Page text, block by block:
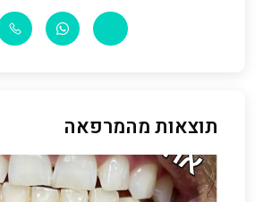
תוצאות מהמרפאה